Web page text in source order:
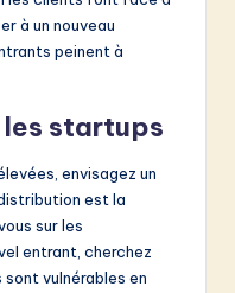
à un nouveau
peinent à
startups
envisagez un
est la
sur les
entrant, cherchez
vulnérables en